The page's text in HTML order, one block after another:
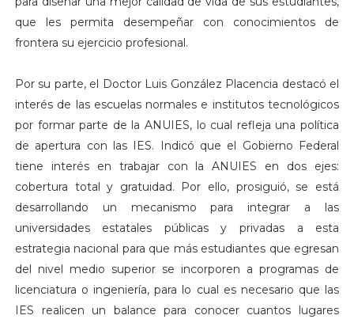
que les permita desempeñar con conocimientos de
frontera su ejercicio profesional.
Por su parte, el Doctor Luis González Placencia destacó el
interés de las escuelas normales e institutos tecnológicos
por formar parte de la ANUIES, lo cual refleja una política
de apertura con las IES. Indicó que el Gobierno Federal
tiene interés en trabajar con la ANUIES en dos ejes:
cobertura total y gratuidad. Por ello, prosiguió, se está
desarrollando un mecanismo para integrar a las
universidades estatales públicas y privadas a esta
estrategia nacional para que más estudiantes que egresan
del nivel medio superior se incorporen a programas de
licenciatura o ingeniería, para lo cual es necesario que las
IES realicen un balance para conocer cuantos lugares